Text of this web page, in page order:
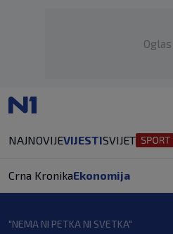
Oglas
NAJNOVIJEVIJESTISVIJET
Crna KronikaEkonomija
"NEMA NI PETKA NI SVETKA"